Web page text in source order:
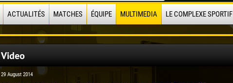
ACTUALITÉS MATCHES ÉQUIPE MULTIMEDIA LE COMPLEXE SPORTIF
Video
29 August 2014